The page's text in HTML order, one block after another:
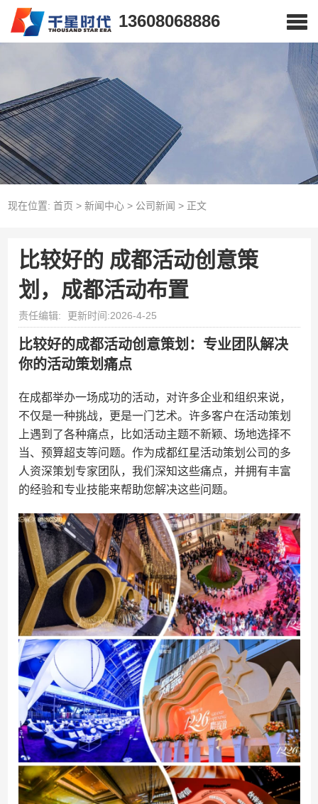
13608068886
现在位置: 首页 > 新闻中心> 公司新闻 > 正文
比较好的 成都活动创意策
划，成都活动布置
责任编辑: 更新时间:2026-4-25
比较好的成都活动创意策划：专业团队解决
你的活动策划痛点
在成都举办一场成功的活动，对许多企业和组织来说，
不仅是一种挑战，更是一门艺术。许多客户在活动策划
上遇到了各种痛点，比如活动主题不新颖、场地选择不
当、预算超支等问题。作为成都红星活动策划公司的多
人资深策划专家团队，我们深知这些痛点，并拥有丰富
的经验和专业技能来帮助您解决这些问题。